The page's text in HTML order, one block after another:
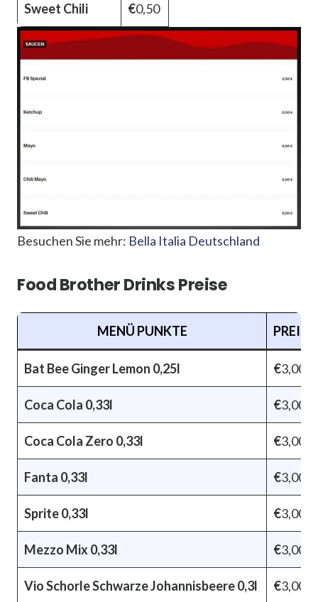
Sweet Chili €0,50
Besuchen Sie mehr: Bella Italia Deutschland
Food Brother Drinks Preise
MENÜ PUNKTE PREIS
Bat Bee Ginger Lemon 0,25l €3,00
Coca Cola 0,33l €3,00
Coca Cola Zero 0,33l €3,00
Fanta 0,33l €3,00
Sprite 0,33l €3,00
Mezzo Mix 0,33l €3,00
Vio Schorle Schwarze Johannisbeere 0,3l €3,00